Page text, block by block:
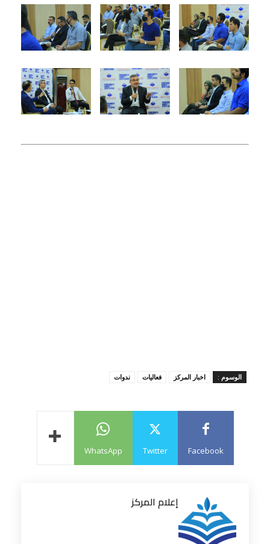
الوسوم : اخبار المركز فعاليات ندوات
Facebook
Twitter
WhatsApp
إعلام المركز